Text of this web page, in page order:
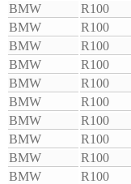
BMW
R100
BMW
R100
BMW
R100
BMW
R100
BMW
R100
BMW
R100
BMW
R100
BMW
R100
BMW
R100
BMW
R100